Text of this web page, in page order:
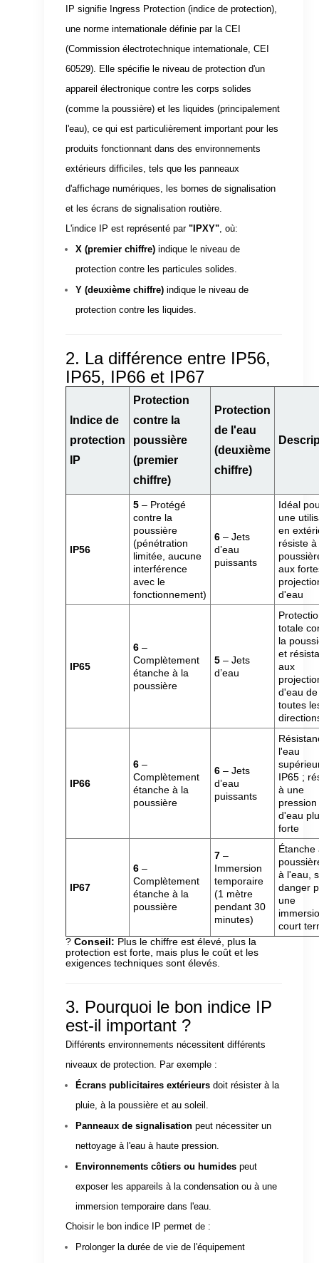
IP signifie Ingress Protection (indice de protection),
une norme internationale définie par la CEI
(Commission électrotechnique internationale, CEI
60529). Elle spécifie le niveau de protection d'un
appareil électronique contre les corps solides
(comme la poussière) et les liquides (principalement
l'eau), ce qui est particulièrement important pour les
produits fonctionnant dans des environnements
extérieurs difficiles, tels que les panneaux
d'affichage numériques, les bornes de signalisation
et les écrans de signalisation routière.
L'indice IP est représenté par"IPXY" , où:
X (premier chiffre) indique le niveau de
protection contre les particules solides.
Y (deuxième chiffre) indique le niveau de
protection contre les liquides.
2. La différence entre IP56,
IP65, IP66 et IP67
Indice de
protection
IP
Protection
contre la
poussière
(premier
chiffre)
Protection
de l'eau
(deuxième
chiffre)
IP56
5 – Protégé
contre la
poussière
(pénétration
limitée, aucune
interférence
avec le
fonctionnement)
6 – Jets
d’eau
puissants
Idéal
une
en
résiste
aux
d'eau
IP65
6 –
Complètement
étanche à la
poussière
5 – Jets
d’eau
totale
la
et
aux
d'eau de
toutes
IP66
6 –
Complètement
étanche à la
poussière
6 – Jets
d’eau
puissants
l'eau
IP65 ;
à une
pression
d'eau
forte
IP67
6 –
Complètement
étanche à la
poussière
7 –
Immersion
temporaire
(1 mètre
pendant 30
minutes)
Étanche
à l'eau,
danger
une
court
?Conseil: Plus le chiffre est élevé, plus la
protection est forte, mais plus le coût et les
exigences techniques sont élevés.
3. Pourquoi le bon indice IP
est-il important ?
Différents environnements nécessitent différents
niveaux de protection. Par exemple :
Écrans publicitaires extérieurs doit résister à la
pluie, à la poussière et au soleil.
Panneaux de signalisation peut nécessiter un
nettoyage à l'eau à haute pression.
Environnements côtiers ou humides peut
exposer les appareils à la condensation ou à une
immersion temporaire dans l'eau.
Choisir le bon indice IP permet de :
Prolonger la durée de vie de l'équipement